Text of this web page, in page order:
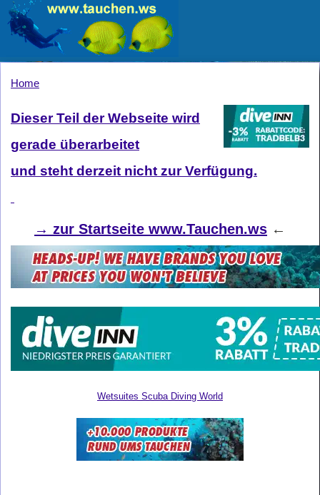
Home
Dieser Teil der Webseite wird
gerade überarbeitet
und steht derzeit nicht zur Verfügung.
→ zur Startseite www.Tauchen.ws ←
Wetsuites Scuba Diving World